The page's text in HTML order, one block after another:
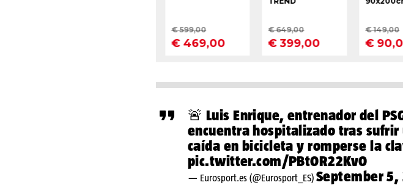
🚨 Luis Enrique, entrenador del
encuentra hospitalizado tras sufrir
caída en bicicleta y romperse la
pic.twitter.com/PBt0R22Kv0
— Eurosport.es (@Eurosport_ES) September 5,